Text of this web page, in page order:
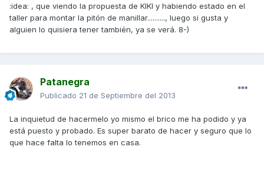
:idea: , que viendo la propuesta de KIKI y habiendo estado en el
taller para montar la pitón de manillar.........., luego si gusta y
alguien lo quisiera tener también, ya se verá. 8-)
Patanegra
Publicado 21 de Septiembre del 2013
La inquietud de hacermelo yo mismo el brico me ha podido y ya
está puesto y probado. Es super barato de hacer y seguro que lo
que hace falta lo tenemos en casa.